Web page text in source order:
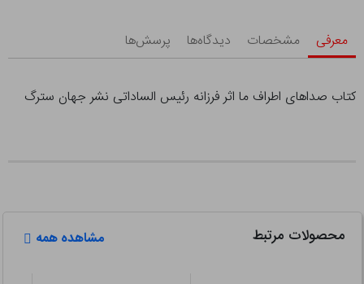
معرفی مشخصات دیدگاه‌ها پرسش‌ها
کتاب صداهای اطراف ما اثر فرزانه رئیس الساداتی نشر جهان سترگ
محصولات مرتبط مشاهده همه